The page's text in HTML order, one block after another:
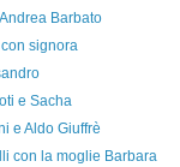
Barbato
signora
e Sacha
e Aldo Giuffrè
con la moglie Barbara